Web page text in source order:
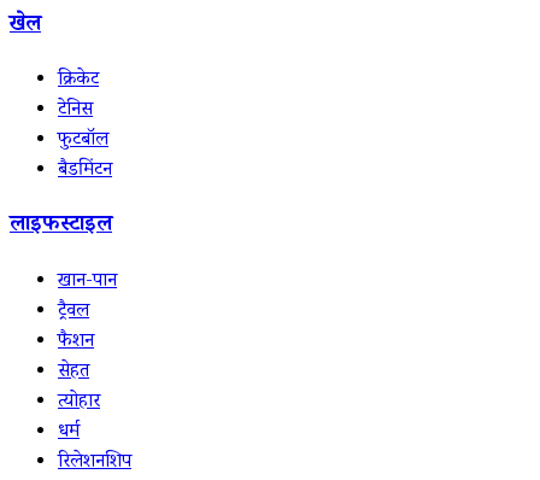
खेल
क्रिकेट
टेनिस
फुटबॉल
बैडमिंटन
लाइफस्टाइल
खान-पान
ट्रैवल
फैशन
सेहत
त्योहार
धर्म
रिलेशनशिप